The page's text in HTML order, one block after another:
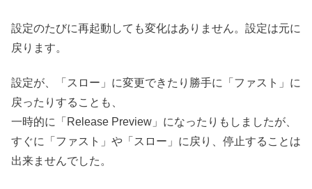
設定のたびに再起動しても変化はありません。設定は元に
戻ります。
設定が、「スロー」に変更できたり勝手に「ファスト」に
戻ったりすることも、
一時的に「Release Preview」になったりもしましたが、
すぐに「ファスト」や「スロー」に戻り、停止することは
出来ませんでした。